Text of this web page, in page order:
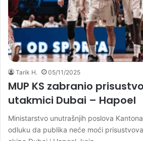
Tarik H. 05/11/2025
MUP KS zabranio
utakmici Dubai – Hapoel
Ministarstvo unutrašnjih poslova
odluku da publika neće moći